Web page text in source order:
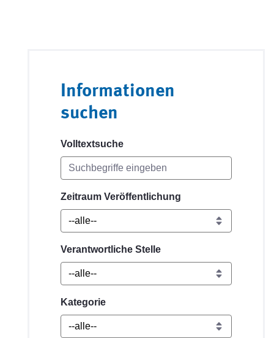
Informationen
suchen
Volltextsuche
Zeitraum Veröffentlichung
Verantwortliche Stelle
Kategorie